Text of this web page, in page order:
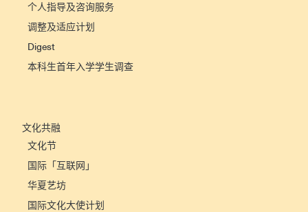
个人指导及咨询服务
调整及适应计划
Digest
本科生首年入学学生调查
文化共融
文化节
国际「互联网」
华夏艺坊
国际文化大使计划